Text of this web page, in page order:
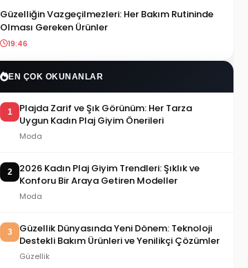
Güzelliğin Vazgeçilmezleri: Her Bakım Rutininde
Olması Gereken Ürünler
19:46
EN ÇOK OKUNANLAR
1
Plajda Zarif ve Şık Görünüm: Her Tarza
Uygun Kadın Plaj Giyim Önerileri
Moda
2
2026 Kadın Plaj Giyim Trendleri: Şıklık ve
Konforu Bir Araya Getiren Modeller
Moda
3
Güzellik Dünyasında Yeni Dönem: Teknoloji
Destekli Bakım Ürünleri ve Yenilikçi Çözümler
Güzellik